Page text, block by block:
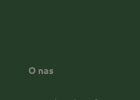
O nas